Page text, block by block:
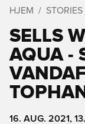
HJEM STORIES
SELLS
AQUA -
16. AUG. 2021,